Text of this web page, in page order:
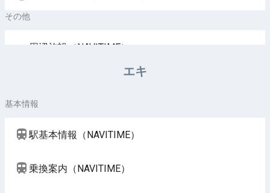
その他
周辺施設（NAVITIME）
エキ
基本情報
駅基本情報（NAVITIME）
乗換案内（NAVITIME）